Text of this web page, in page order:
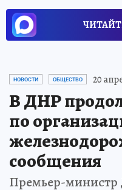
НОВОСТИ ОБЩЕСТВО 20
В ДНР
по
сообщения
Премьер-министр